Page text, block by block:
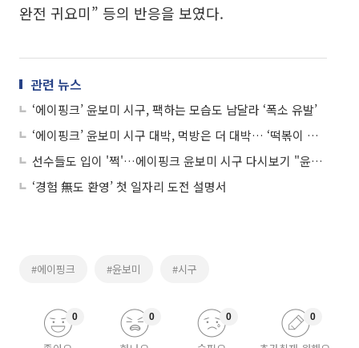
완전 귀요미” 등의 반응을 보였다.
관련 뉴스
‘에이핑크’ 윤보미 시구, 팩하는 모습도 남달라 ‘폭소 유발’
‘에이핑크’ 윤보미 시구 대박, 먹방은 더 대박… ‘떡볶이 먹방’ 화제
선수들도 입이 '쩍'…에이핑크 윤보미 시구 다시보기 "윤까치다 윤까치"
‘경험 無도 환영’ 첫 일자리 도전 설명서
#에이핑크 #윤보미 #시구
0 0 0 0